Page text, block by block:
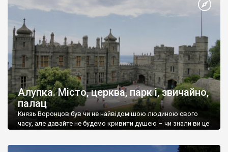
Алупка. Місто, церква, парк і, звичайно,
палац
Князь Воронцов був чи не найвідомішою людиною свого
часу, але давайте не будемо кривити душею – чи знали ви це